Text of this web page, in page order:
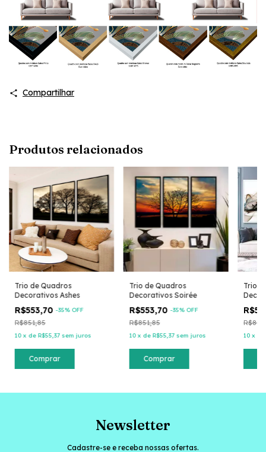
Compartilhar
Produtos relacionados
Trio de Quadros
Decorativos Ashes
R$553,70-35% OFF
R$851,85
10 x de R$55,37 sem juros
Comprar
Trio de Quadros
Decorativos Soirée
R$553,70-35% OFF
R$851,85
10 x de R$55,37 sem juros
Comprar
Trio
10 x
Newsletter
Cadastre-se e receba nossas ofertas.